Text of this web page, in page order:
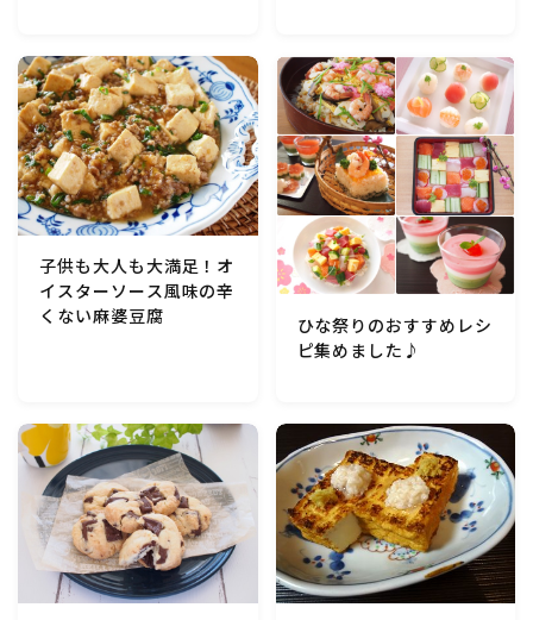
子供も大人も大満足！オ
イスターソース風味の辛
くない麻婆豆腐
ひな祭りのおすすめレシ
ピ集めました♪